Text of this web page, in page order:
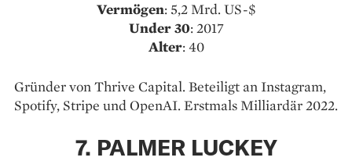
Vermögen: 5,2 Mrd. US-$
Under 30: 2017
Alter: 40
Gründer von Thrive Capital. Beteiligt an Instagram,
Spotify, Stripe und OpenAI. Erstmals Milliardär 2022.
7. PALMER LUCKEY